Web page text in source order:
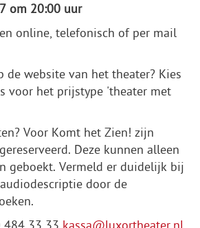
om 20:00 uur
online, telefonisch of per mail
de website van het theater? Kies
voor het prijstype 'theater met
Voor Komt het Zien! zijn
Deze kunnen alleen
geboekt. Vermeld er duidelijk bij
door de